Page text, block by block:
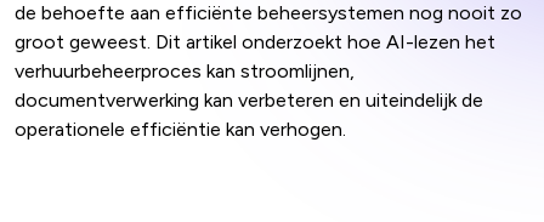
de behoefte aan efficiënte beheersystemen nog nooit zo
groot geweest. Dit artikel onderzoekt hoe AI-lezen het
verhuurbeheerproces kan stroomlijnen,
documentverwerking kan verbeteren en uiteindelijk de
operationele efficiëntie kan verhogen.